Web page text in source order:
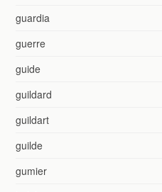
guardia
guerre
guide
guildard
guildart
guilde
gumier